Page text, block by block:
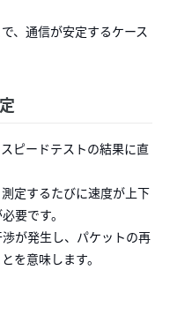
、通信が安定するケース
ピードテストの結果に直
定するたびに速度が上下
要です。
が発生し、パケットの再
を意味します。